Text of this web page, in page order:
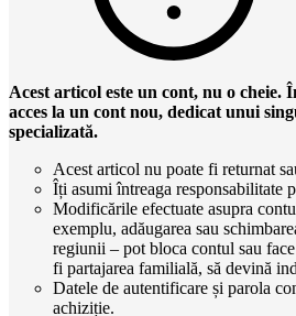
Acest articol este un cont, nu o cheie.
acces la un cont nou, dedicat unui
specializată.
Acest articol nu poate fi returnat
Îți asumi întreaga responsabilitate
Modificările efectuate asupra
exemplu, adăugarea sau
regiunii – pot bloca contul sau
fi partajarea familială, să devină
Datele de autentificare și parola
achiziție.